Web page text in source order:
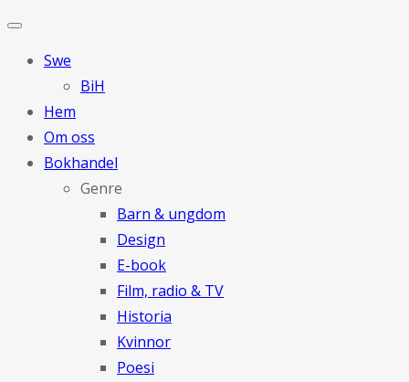
Swe
BiH
Hem
Om oss
Bokhandel
Genre
Barn & ungdom
Design
E-book
Film, radio & TV
Historia
Kvinnor
Poesi